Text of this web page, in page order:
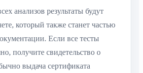
анализов результаты будут
который также станет частью
Если все тесты
получите свидетельство о
выдача сертификата